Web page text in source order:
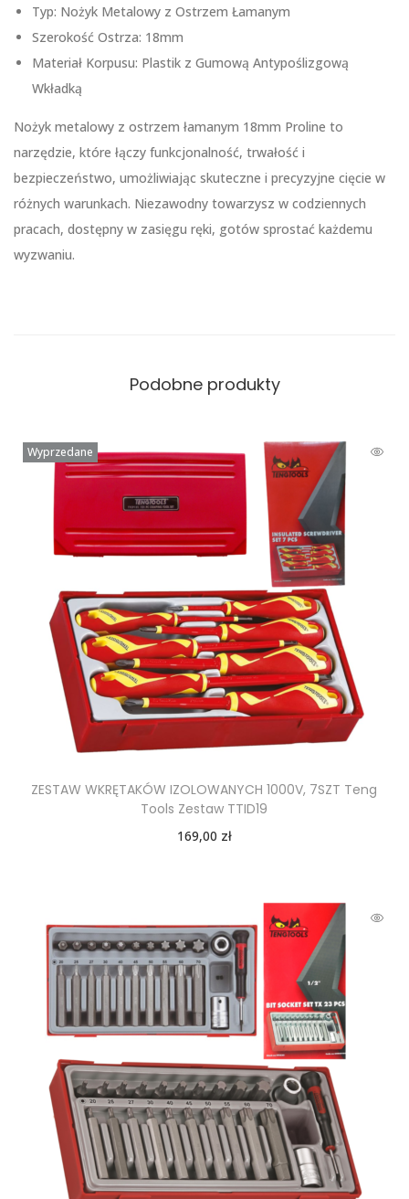
Typ: Nożyk Metalowy z Ostrzem Łamanym
Szerokość Ostrza: 18mm
Materiał Korpusu: Plastik z Gumową Antypoślizgową
Wkładką
Nożyk metalowy z ostrzem łamanym 18mm Proline to
narzędzie, które łączy funkcjonalność, trwałość i
bezpieczeństwo, umożliwiając skuteczne i precyzyjne cięcie w
różnych warunkach. Niezawodny towarzysz w codziennych
pracach, dostępny w zasięgu ręki, gotów sprostać każdemu
wyzwaniu.
Podobne produkty
Wyprzedane
ZESTAW WKRĘTAKÓW IZOLOWANYCH 1000V, 7SZT Teng
Tools Zestaw TTID19
169,00 zł